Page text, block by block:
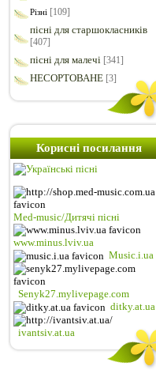
Різні [109]
пісні для старшокласників
[407]
пісні для малечі [341]
НЕСОРТОВАНЕ [3]
Корисні посилання
Med-music/Дитячі пісні
www.minus.lviv.ua
Music.i.ua
Senyk27.mylivepage.com
ditky.at.ua
ivantsiv.at.ua